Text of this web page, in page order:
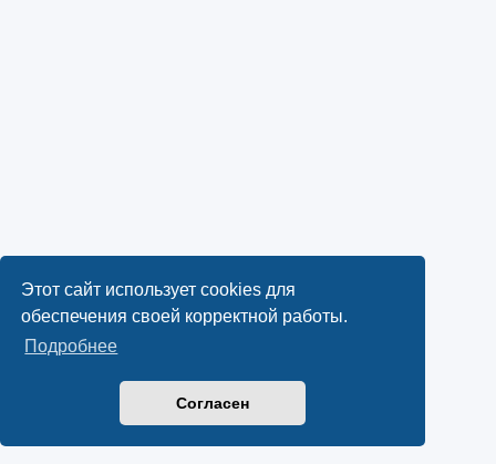
Этот сайт использует cookies для
обеспечения своей корректной работы.
Подробнее
Согласен